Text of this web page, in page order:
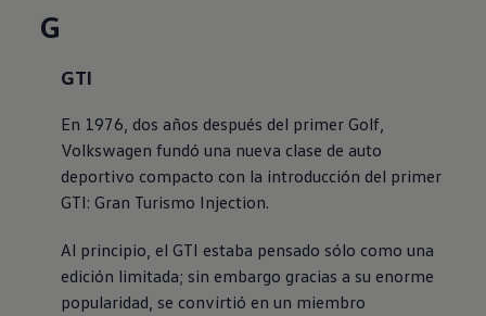
G
GTI
En 1976, dos años después del primer Golf,
Volkswagen fundó una nueva clase de auto
deportivo compacto con la introducción del primer
GTI: Gran Turismo Injection.
Al principio, el GTI estaba pensado sólo como una
edición limitada; sin embargo gracias a su enorme
popularidad, se convirtió en un miembro